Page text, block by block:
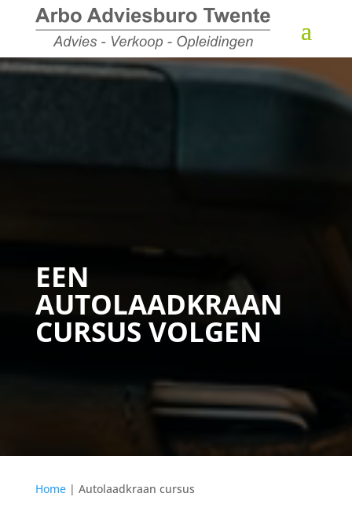
EEN
AUTOLAADKRAAN
CURSUS VOLGEN
Home| Autolaadkraan cursus